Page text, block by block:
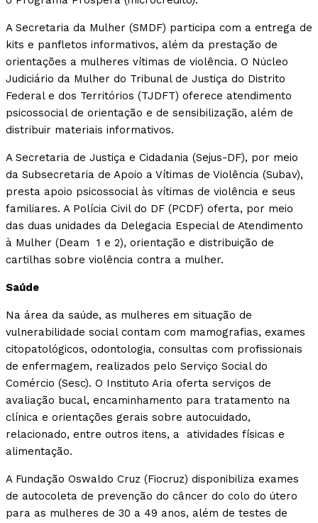
A Secretaria da Mulher (SMDF) participa com a entrega de
kits e panfletos informativos, além da prestação de
orientações a mulheres vítimas de violência. O Núcleo
Judiciário da Mulher do Tribunal de Justiça do Distrito
Federal e dos Territórios (TJDFT) oferece atendimento
psicossocial de orientação e de sensibilização, além de
distribuir materiais informativos.
A Secretaria de Justiça e Cidadania (Sejus-DF), por meio
da Subsecretaria de Apoio a Vítimas de Violência (Subav),
presta apoio psicossocial às vítimas de violência e seus
familiares. A Polícia Civil do DF (PCDF) oferta, por meio
das duas unidades da Delegacia Especial de Atendimento
à Mulher (Deam 1 e 2), orientação e distribuição de
cartilhas sobre violência contra a mulher.
Saúde
Na área da saúde, as mulheres em situação de
vulnerabilidade social contam com mamografias, exames
citopatológicos, odontologia, consultas com profissionais
de enfermagem, realizados pelo Serviço Social do
Comércio (Sesc). O Instituto Aria oferta serviços de
avaliação bucal, encaminhamento para tratamento na
clínica e orientações gerais sobre autocuidado,
relacionado, entre outros itens, a atividades físicas e
alimentação.
A Fundação Oswaldo Cruz (Fiocruz) disponibiliza exames
de autocoleta de prevenção do câncer do colo do útero
para as mulheres de 30 a 49 anos, além de testes de